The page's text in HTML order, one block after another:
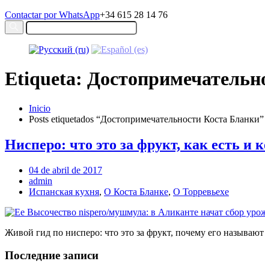
Contactar por WhatsApp+34 615 28 14 76
Etiqueta:
Inicio
Posts etiquetados “Достопримечательности Коста Бланки”
Нисперо: что это за фрукт, как есть и
04 de abril de 2017
admin
Испанская кухня, О Коста Бланке, О Торревьехе
Живой гид по нисперо: что это за фрукт, почему его
Последние записи